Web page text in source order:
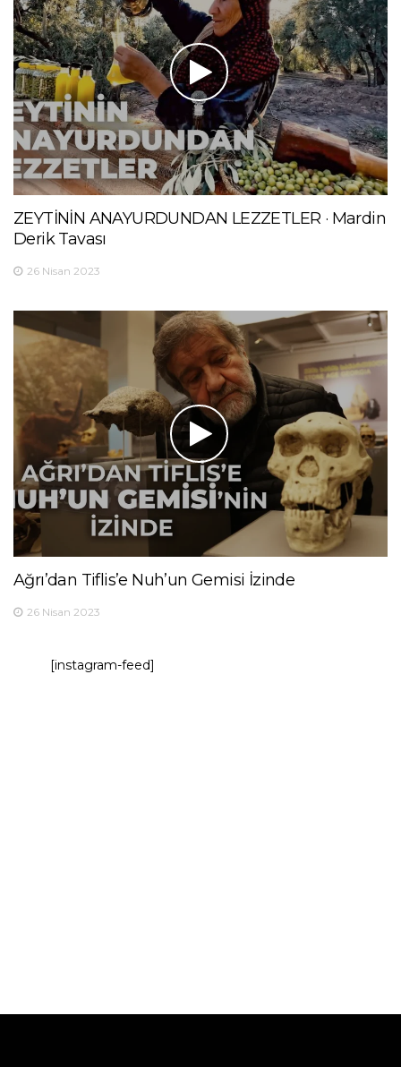
ZEYTİNİN ANAYURDUNDAN LEZZETLER · Mardin
Derik Tavası
26 Nisan 2023
Ağrı’dan Tiflis’e Nuh’un Gemisi İzinde
26 Nisan 2023
[instagram-feed]